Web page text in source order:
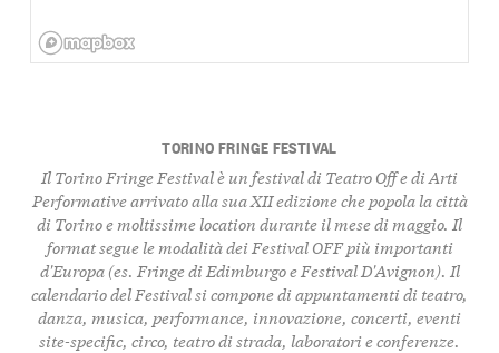
TORINO FRINGE FESTIVAL
Il Torino Fringe Festival è un festival di Teatro Off e di Arti
Performative arrivato alla sua XII edizione che popola la città
di Torino e moltissime location durante il mese di maggio. Il
format segue le modalità dei Festival OFF più importanti
d'Europa (es. Fringe di Edimburgo e Festival D'Avignon). Il
calendario del Festival si compone di appuntamenti di teatro,
danza, musica, performance, innovazione, concerti, eventi
site-specific, circo, teatro di strada, laboratori e conferenze.